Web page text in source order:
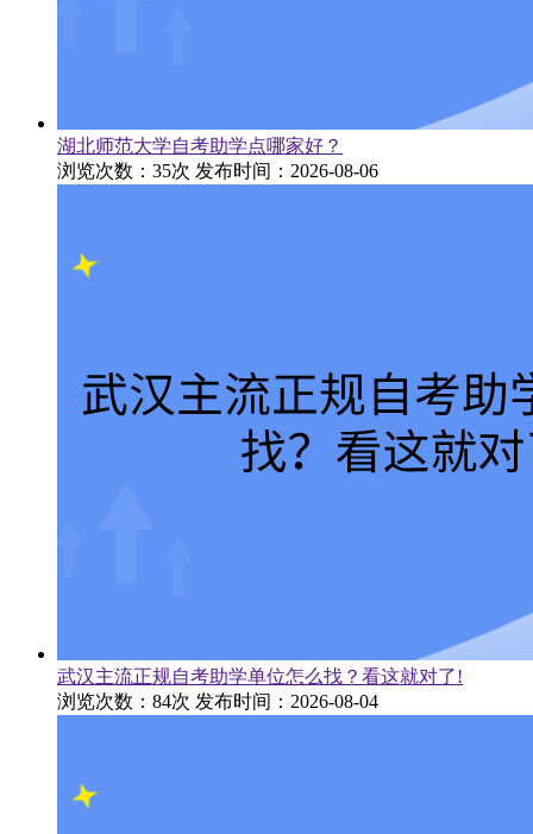
湖北师范大学自考助学点哪家好？
浏览次数：35次 发布时间：2026-08-06
武汉主流正规自考助学单位怎么找？看这就对了!
浏览次数：84次 发布时间：2026-08-04